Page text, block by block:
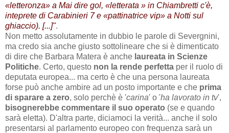
«letteronza» a Mai dire gol, «lettera­ta » in Chiambretti c'è,
inteprete di Carabinieri 7 e «patti­natrice vip» a Notti sul
ghiaccio). [...]".
Non metto assolutamente in dubbio le parole di Severgnini,
ma credo sia anche giusto sottolineare che si è dimenticato
di dire che Barbara Matera è anche laureata in Scienze
Politiche. Certo, questo non la rende perfetta per il ruolo di
deputata europea... ma certo è che una persona laureata
forse può anche ambire ad un posto importante e che prima
di sparare a zero, solo perchè è 'carina' o 'ha lavorato in tv',
bisognerebbe commentare il suo operato (se e quando
sarà eletta). D'altra parte, diciamoci la verità... anche il solo
presentarsi al parlamento europeo con frequenza sarà un